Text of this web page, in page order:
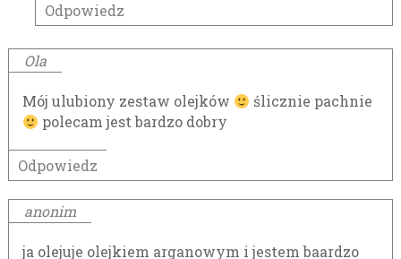
Odpowiedz
Ola
Mój ulubiony zestaw olejków
ślicznie pachnie
polecam jest bardzo dobry
Odpowiedz
anonim
ja olejuje olejkiem arganowym i jestem baardzo